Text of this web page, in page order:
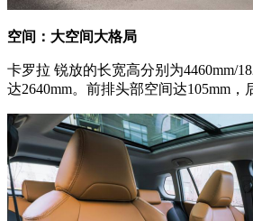
空间：大空间大格局
卡罗拉 锐放的长宽高分别为4460mm/
达2640mm。前排头部空间达105mm，